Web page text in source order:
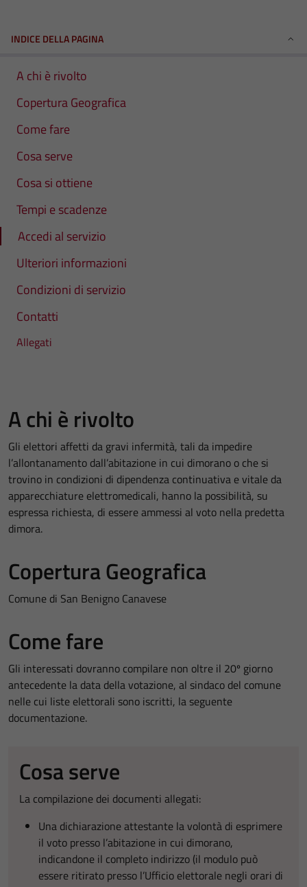
INDICE DELLA PAGINA
A chi è rivolto
Copertura Geografica
Come fare
Cosa serve
Cosa si ottiene
Tempi e scadenze
Accedi al servizio
Ulteriori informazioni
Condizioni di servizio
Contatti
Allegati
A chi è rivolto
Gli elettori affetti da gravi infermità, tali da impedire
l’allontanamento dall’abitazione in cui dimorano o che si
trovino in condizioni di dipendenza continuativa e vitale da
apparecchiature elettromedicali, hanno la possibilità, su
espressa richiesta, di essere ammessi al voto nella predetta
dimora.
Copertura Geografica
Comune di San Benigno Canavese
Come fare
Gli interessati dovranno compilare non oltre il 20º giorno
antecedente la data della votazione, al sindaco del comune
nelle cui liste elettorali sono iscritti, la seguente
documentazione.
Cosa serve
La compilazione dei documenti allegati:
Una dichiarazione attestante la volontà di esprimere
il voto presso l’abitazione in cui dimorano,
indicandone il completo indirizzo (il modulo può
essere ritirato presso l’Ufficio elettorale negli orari di